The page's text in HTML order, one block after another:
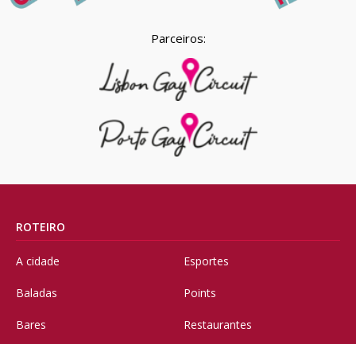
Parceiros:
ROTEIRO
A cidade
Baladas
Bares
Esportes
Points
Restaurantes